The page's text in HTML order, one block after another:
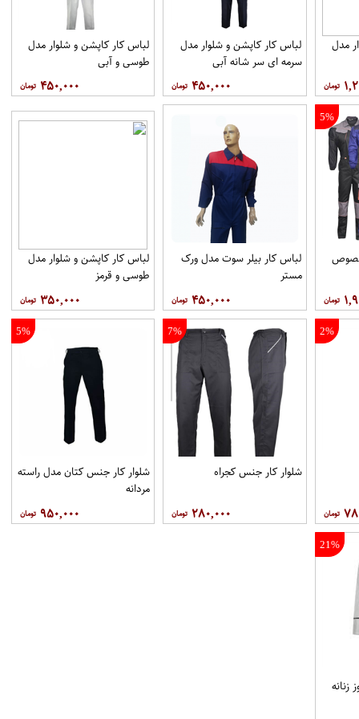
مدل
لباس کار کاپشن و شلوار مدل
سرمه ای سر شانه آبی
۴۵۰,۰۰۰
لباس کار کاپشن و شلوار مدل
طوسی و آبی
۴۵۰,۰۰۰
5%
لباس کار بیلر سوت مدل ورک
مستر
۴۵۰,۰۰۰
لباس کار کاپشن و شلوار مدل
طوسی و قرمز
۳۵۰,۰۰۰
2%
7%
شلوار کار جنس کجراه
۲۸۰,۰۰۰
5%
شلوار کار جنس کتان مدل راسته
مردانه
۹۵۰,۰۰۰
21%